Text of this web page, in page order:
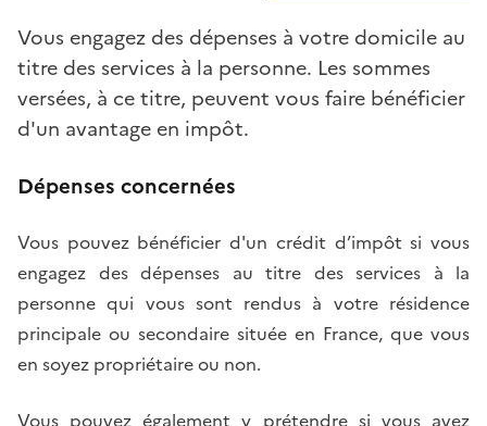
Vous engagez des dépenses à votre domicile au
titre des services à la personne. Les sommes
versées, à ce titre, peuvent vous faire bénéficier
d'un avantage en impôt.
Dépenses concernées
Vous pouvez bénéficier d'un crédit d’impôt si vous
engagez des dépenses au titre des services à la
personne qui vous sont rendus à votre résidence
principale ou secondaire située en France, que vous
en soyez propriétaire ou non.
Vous pouvez également y prétendre si vous avez